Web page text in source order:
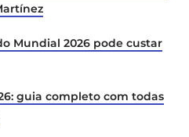
Mundial 2026 pode custar
guia completo com todas